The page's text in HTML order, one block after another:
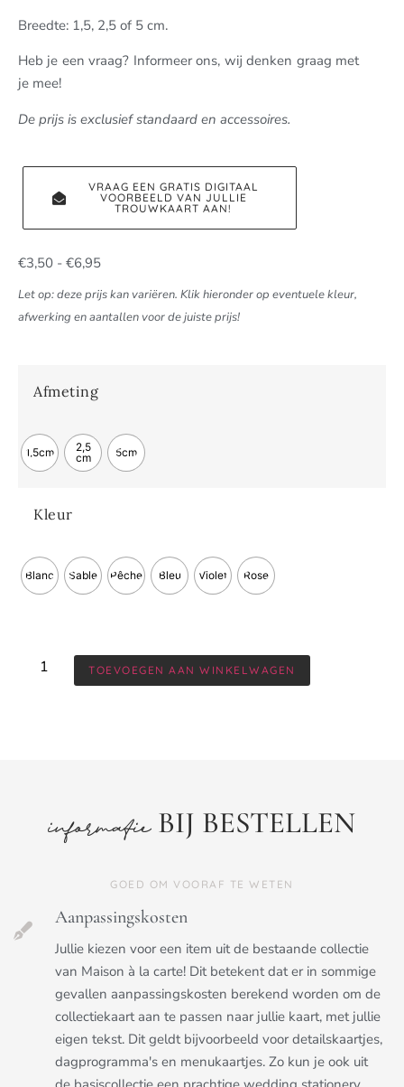
Breedte: 1,5, 2,5 of 5 cm.
Heb je een vraag? Informeer ons, wij denken graag met
je mee!
De prijs is exclusief standaard en accessoires.
VRAAG EEN GRATIS DIGITAAL
VOORBEELD VAN JULLIE
TROUWKAART AAN!
€3,50 - €6,95
Let op: deze prijs kan variëren. Klik hieronder op eventuele kleur,
afwerking en aantallen voor de juiste prijs!
Afmeting
1,5cm
2,5
cm
5cm
Kleur
Blanc Sable Pêche Bleu Violet Rose
TOEVOEGEN AAN WINKELWAGEN
informatieBIJ BESTELLEN
GOED OM VOORAF TE WETEN
Aanpassingskosten
Jullie kiezen voor een item uit de bestaande collectie
van Maison à la carte! Dit betekent dat er in sommige
gevallen aanpassingskosten berekend worden om de
collectiekaart aan te passen naar jullie kaart, met jullie
eigen tekst. Dit geldt bijvoorbeeld voor detailskaartjes,
dagprogramma's en menukaartjes. Zo kun je ook uit